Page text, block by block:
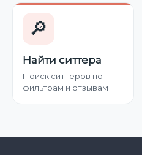
🔎
Найти ситтера
Поиск ситтеров по
фильтрам и отзывам